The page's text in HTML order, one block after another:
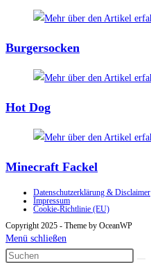
Burgersocken
Hot Dog
Minecraft Fackel
Datenschutzerklärung & Disclaimer
Impressum
Cookie-Richtlinie (EU)
Copyright 2025 - Theme by OceanWP
Menü schließen